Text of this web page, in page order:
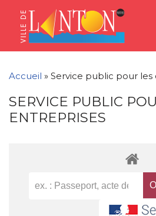
Content
navigation
Aller
Accueil » Service public pour les
SERVICE PUBLIC
ENTREPRISES
Panneau de gestion des cookies